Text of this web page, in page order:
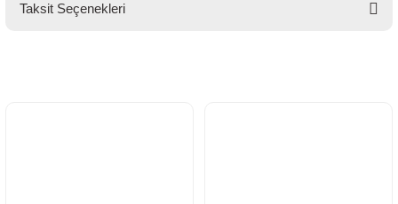
Taksit Seçenekleri